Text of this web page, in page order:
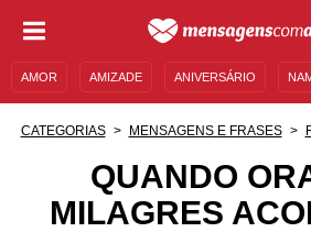
AMOR AMIZADE ANIVERSÁRIO
MENSAGENS E FRASES MENSAGENS DE
CATEGORIAS MENSAGENS E FRASES
QUANDO
MILAGRES